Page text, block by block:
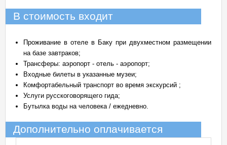
В стоимость входит
Проживание в отеле в Баку при двухместном размещении
на базе завтраков;
Трансферы: аэропорт - отель - аэропорт;
Входные билеты в указанные музеи;
Комфортабельный транспорт во время экскурсий ;
Услуги русскоговорящего гида;
Бутылка воды на человека / ежедневно.
Дополнительно оплачивается